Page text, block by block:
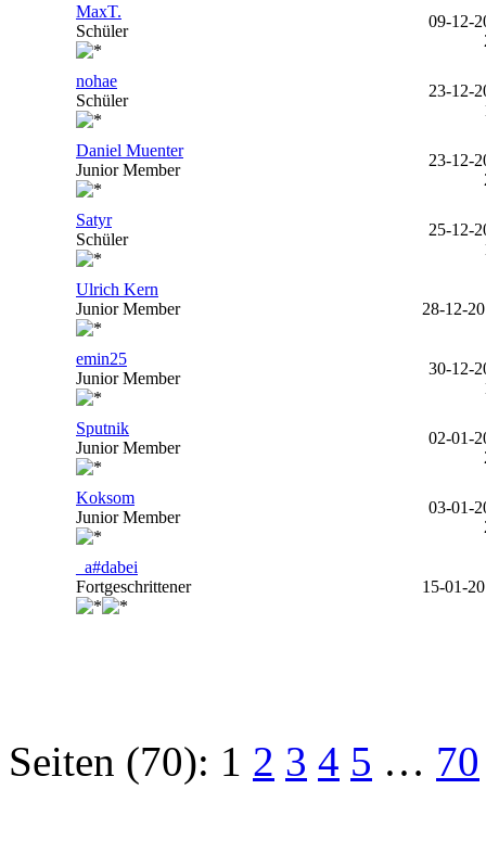
MaxT.
Schüler
09-12-
nohae
Schüler
23-12-
Daniel Muenter
Junior Member
23-12-
Satyr
Schüler
25-12-
Ulrich Kern
Junior Member
28-12-
emin25
Junior Member
30-12-
Sputnik
Junior Member
02-01-
Koksom
Junior Member
03-01-
_a#dabei
Fortgeschrittener
15-01-
Seiten (70): 1 2 3 4 5 … 70